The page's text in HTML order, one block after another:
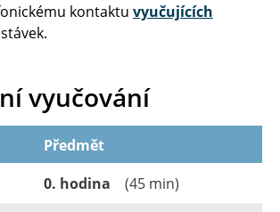
kontaktu vyučujících
vyučování
Předmět
0. hodina (45 min)